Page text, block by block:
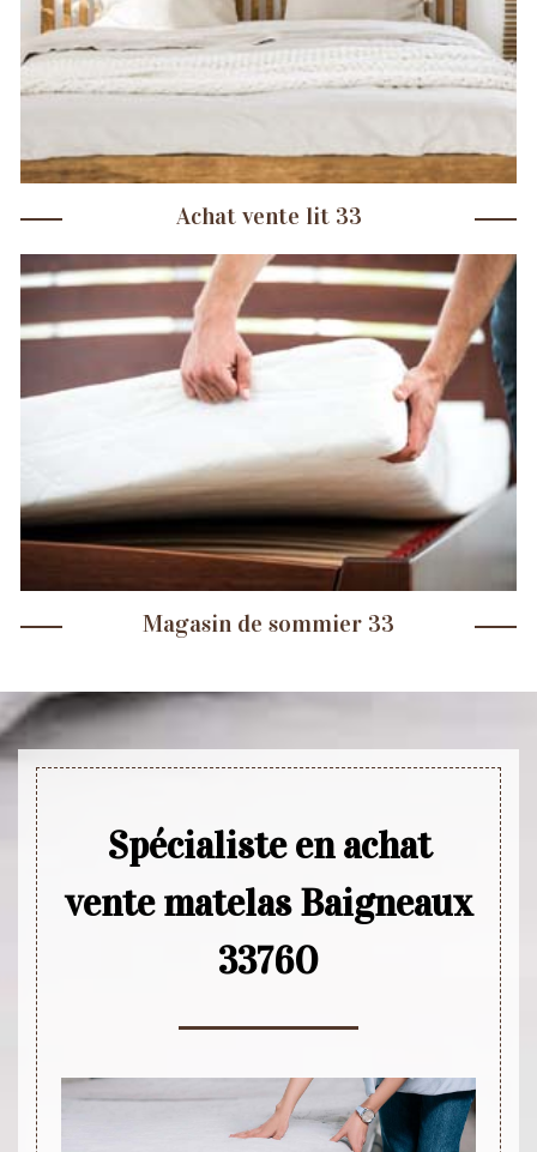
Achat vente lit 33
Magasin de sommier 33
Spécialiste en achat
vente matelas Baigneaux
33760